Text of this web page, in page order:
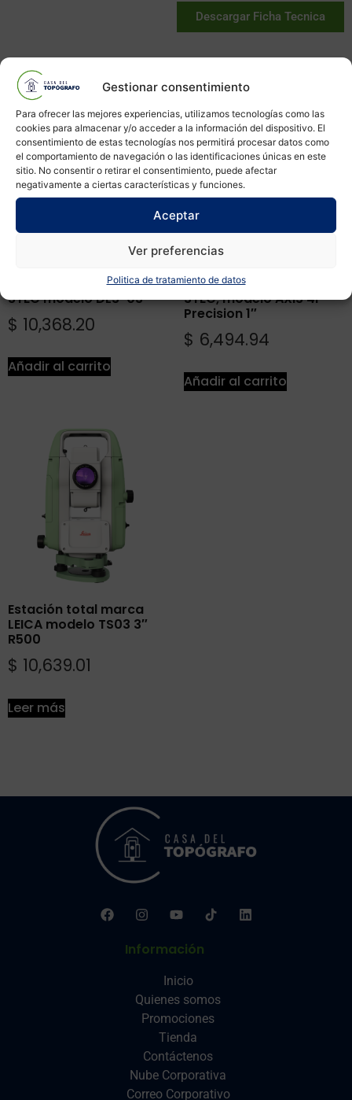
Gestionar consentimiento
Para ofrecer las mejores experiencias, utilizamos tecnologías como las
cookies para almacenar y/o acceder a la información del dispositivo. El
consentimiento de estas tecnologías nos permitirá procesar datos como
el comportamiento de navegación o las identificaciones únicas en este
sitio. No consentir o retirar el consentimiento, puede afectar
negativamente a ciertas características y funciones.
Aceptar
Ver preferencias
Politica de tratamiento de datos
Descargar Ficha Tecnica
Productos relacionados
Nivel Geodesico digital
STEC modelo DLS-03
$ 10,368.20
Añadir al carrito
Estación total marca
STEC, modelo AXIS 4P
Precision 1″
$ 6,494.94
Añadir al carrito
Estación total marca
LEICA modelo TS03 3″
R500
$ 10,639.01
Leer más
Información
Inicio
Quienes somos
Promociones
Tienda
Contáctenos
Nube Corporativa
Correo Corporativo